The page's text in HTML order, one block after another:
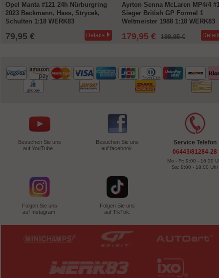
Opel Manta #121 24h Nürburgring
2023 Beckmann, Hass, Strycek,
Schulten 1:18 WERK83
79,95 € Details
Ayrton Senna McLaren MP4/4
Sieger British GP Formel 1
Weltmeister 1988 1:18 WERK83
179,95 € 199,95 €
Besuchen Sie uns
auf YouTube .
Besuchen Sie uns
auf facebook.
Folgen Sie uns
auf Instagram.
Folgen Sie uns
auf TikTok.
Service Telefon
06443/81284-28
Mo - Fr: 9:00 - 16:30
Sa: 8:00 - 18:00 Uhr